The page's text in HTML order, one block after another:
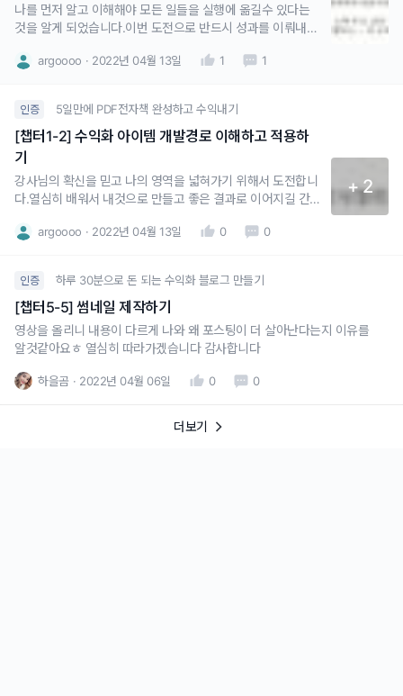
나를 먼저 알고 이해해야 모든 일들을 실행에 옮길수 있다는
것을 알게 되었습니다.이번 도전으로 반드시 성과를 이뤄내고
argoooo 2022년 04월 13일 1 1
인증 5일만에 PDF전자책 완성하고 수익내기
[챕터1-2] 수익화 아이템 개발경로 이해하고 적용하
기
강사님의 확신을 믿고 나의 영역을 넓혀가기 위해서 도전합니
다.열심히 배워서 내것으로 만들고 좋은 결과로 이어지길 간
+ 2
argoooo 2022년 04월 13일 0 0
인증 하루 30분으로 돈 되는 수익화 블로그 만들기
[챕터5-5] 썸네일 제작하기
영상을 올리니 내용이 다르게 나와 왜 포스팅이 더 살아난다는지 이유를
알것같아요ㅎ 열심히 따라가겠습니다 감사합니다
하을곰 2022년 04월 06일 0 0
더보기